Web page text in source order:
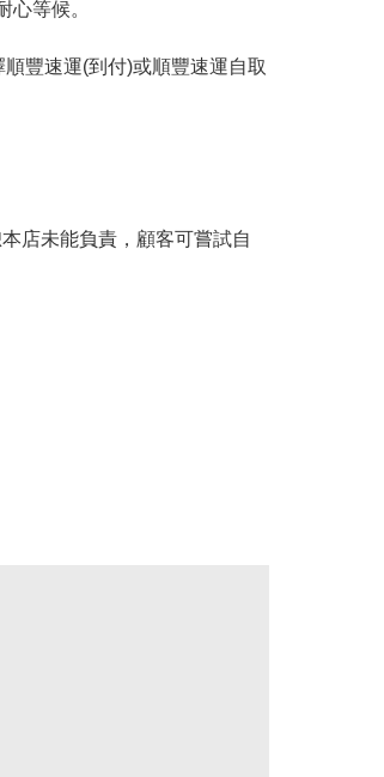
等候。
豐速運(到付)或順豐速運自取
店未能負責，顧客可嘗試自